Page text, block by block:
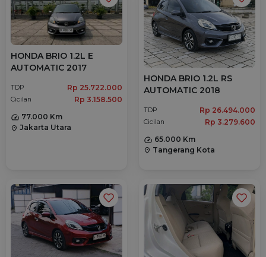
HONDA BRIO 1.2L E
AUTOMATIC 2017
TDP Rp 25.722.000
Cicilan
Rp 3.158.500
77.000 Km
location_on Jakarta Utara
HONDA BRIO 1.2L RS
AUTOMATIC 2018
TDP Rp 26.494.000
Cicilan
Rp 3.279.600
65.000 Km
location_on Tangerang Kota